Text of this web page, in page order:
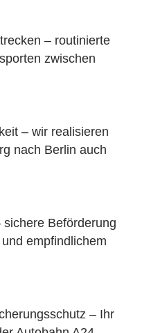
– routinierte
zwischen
– wir realisieren
nach Berlin auch
Beförderung
empfindlichem
– Ihr